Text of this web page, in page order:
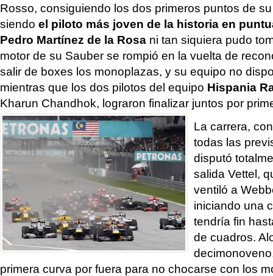
Rosso, consiguiendo los dos primeros puntos de
siendo el piloto más joven de la historia en
Pedro Martínez de la Rosa ni tan siquiera pudo
motor de su Sauber se rompió en la vuelta de
salir de boxes los monoplazas, y su equipo no
mientras que los dos pilotos del equipo Hispania
Kharun Chandhok, lograron finalizar juntos por
La carrera,
todas las
disputó
salida Vettel,
ventiló a
iniciando una
tendría fin
de cuadros.
primera curva por fuera para no chocarse con los